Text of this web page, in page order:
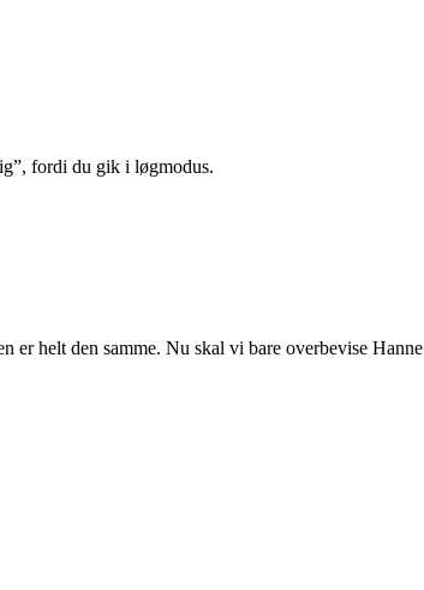
fordi du gik i løgmodus.
helt den samme. Nu skal vi bare overbevise Hanne